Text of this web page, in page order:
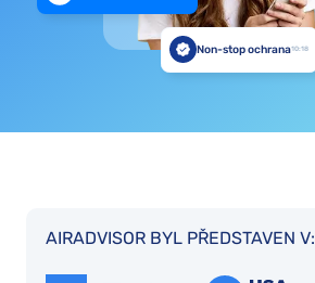
Non-stop ochrana10:18
AIRADVISOR BYL PŘEDSTAVEN V: